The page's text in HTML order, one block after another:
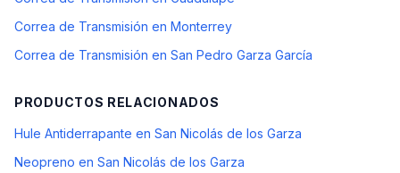
Correa de Transmisión en Monterrey
Correa de Transmisión en San Pedro Garza García
PRODUCTOS RELACIONADOS
Hule Antiderrapante en San Nicolás de los Garza
Neopreno en San Nicolás de los Garza